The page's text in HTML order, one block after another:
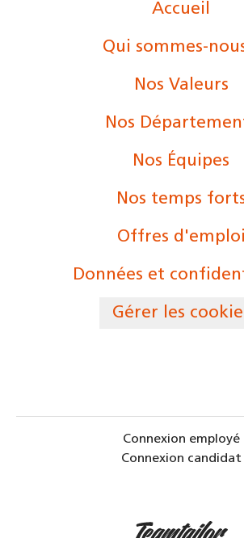
Accueil
Qui sommes-
Nos Valeurs
Nos
Nos Équipes
Nos temps
Offres d'emploi
Données et
Gérer les
Connexion employé
Connexion candidat